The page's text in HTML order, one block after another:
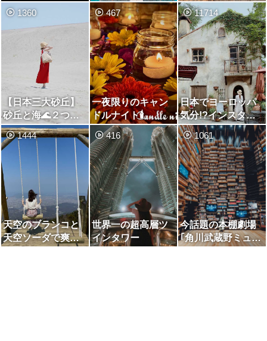
❤️
✨
1360
【日本三大砂丘】
砂丘と海🌊２つの
絶景を味わえる場
所
467
一夜限りのキャン
ドルナイト🕯
11714
日本でヨーロッパ
気分!?インスタ女
子の聖地🏰
1444
天空のブランコと
天空ソーダで爽快
416
世界一の超高層ツ
インタワー
1061
今話題の本棚劇場
｢角川武蔵野ミュー